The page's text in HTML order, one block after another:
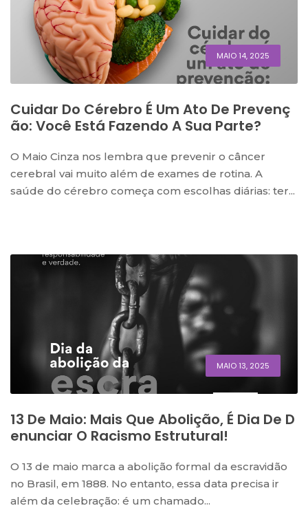
MAIO 14, 2025
Cuidar Do Cérebro É Um Ato De Prevenç
Ão: Você Está Fazendo A Sua Parte?
O Maio Cinza nos lembra que prevenir o câncer
cerebral vai muito além de exames de rotina. A
saúde do cérebro começa com escolhas diárias: ter...
MAIO 13, 2025
13 De Maio: Mais Que Abolição, É Dia De D
Enunciar O Racismo Estrutural!
O 13 de maio marca a abolição formal da escravidão
no Brasil, em 1888. No entanto, essa data precisa ir
além da celebração: é um chamado...